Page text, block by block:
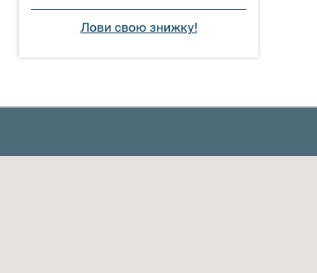
Лови свою знижку!